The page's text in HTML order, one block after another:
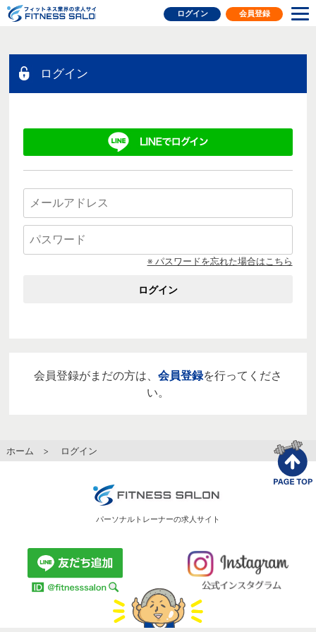
フィットネス業界の求人
ログイン 会員登録
ログイン
※ パスワードを忘れた場合はこちら
ログイン
会員登録がまだの方は、 会員登録を行ってくださ
い。
ホーム > ログイン
パーソナルトレーナーの求人サイト